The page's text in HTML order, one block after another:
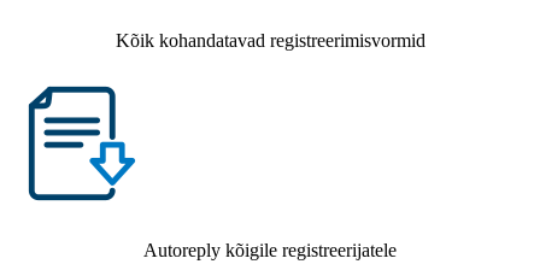
Kõik kohandatavad registreerimisvormid
Autoreply kõigile registreerijatele